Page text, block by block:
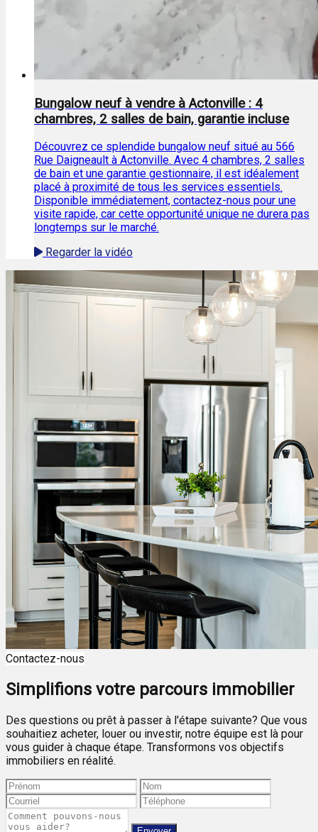
Bungalow neuf à vendre à Actonville : 4
chambres, 2 salles de bain, garantie incluse
Découvrez ce splendide bungalow neuf situé au 566
Rue Daigneault à Actonville. Avec 4 chambres, 2 salles
de bain et une garantie gestionnaire, il est idéalement
placé à proximité de tous les services essentiels.
Disponible immédiatement, contactez-nous pour une
visite rapide, car cette opportunité unique ne durera pas
longtemps sur le marché.
Regarder la vidéo
Contactez-nous
Simplifions votre parcours immobilier
Des questions ou prêt à passer à l'étape suivante? Que vous
souhaitiez acheter, louer ou investir, notre équipe est là pour
vous guider à chaque étape. Transformons vos objectifs
immobiliers en réalité.